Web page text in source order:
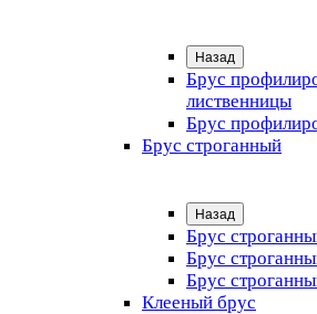
Назад
Брус
лиственницы
Брус
Брус строганный
Назад
Брус
Брус
Брус
Клееный брус